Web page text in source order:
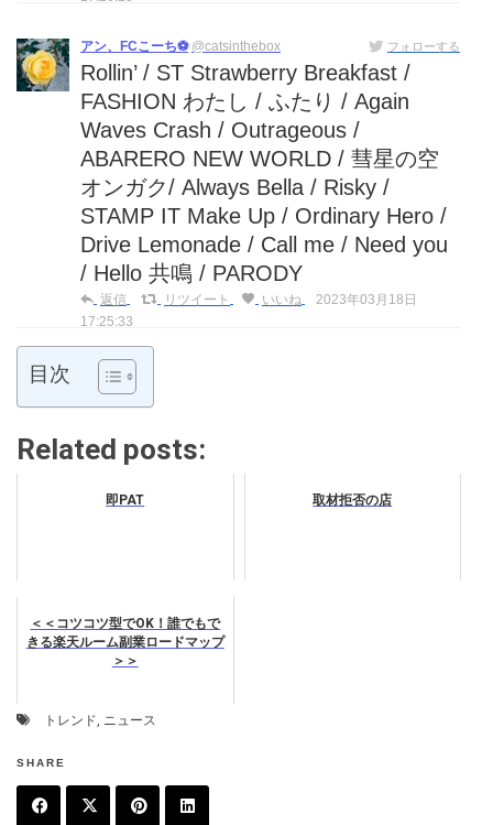
アン、FCこーち⚽️ @catsinthebox フォローする
Rollin’ / ST Strawberry Breakfast /
FASHION わたし / ふたり / Again
Waves Crash / Outrageous /
ABARERO NEW WORLD / 彗星の空
オンガク/ Always Bella / Risky /
STAMP IT Make Up / Ordinary Hero /
Drive Lemonade / Call me / Need you
/ Hello 共鳴 / PARODY
返信 リツイート いいね
2023年03月18日
17:25:33
目次
Related posts:
即PAT 取材拒否の店
＜＜コツコツ型でOK！誰でもで
きる楽天ルーム副業ロードマップ
＞＞
トレンド, ニュース
SHARE